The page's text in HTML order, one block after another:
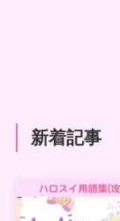
新着記事